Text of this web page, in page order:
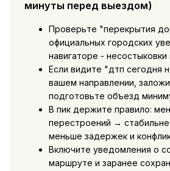
минуты перед выездом)
Проверьте "перекрытия
официальных городских
навигаторе -
Если видите "дтп сегодня
вашем направлении,
подготовьте объезд
В пик держите правило:
перестроений →
меньше задержек и
Включите уведомления о
маршруте и заранее